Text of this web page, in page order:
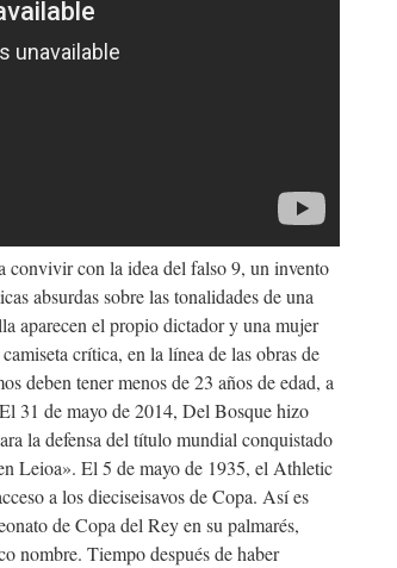
convivir con la idea del falso 9, un invento
absurdas sobre las tonalidades de una
aparecen el propio dictador y una mujer
crítica, en la línea de las obras de
deben tener menos de 23 años de edad, a
31 de mayo de 2014, Del Bosque hizo
la defensa del título mundial conquistado
Leioa». El 5 de mayo de 1935, el Athletic
a los dieciseisavos de Copa. Así es
de Copa del Rey en su palmarés,
nombre. Tiempo después de haber